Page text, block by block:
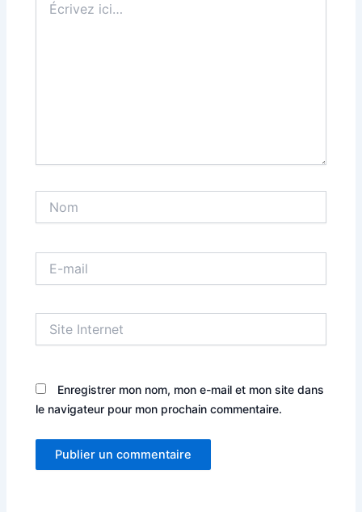
ici…
mail
Internet
Enregistrer mon nom, mon e-mail et mon site dans
le navigateur pour mon prochain commentaire.